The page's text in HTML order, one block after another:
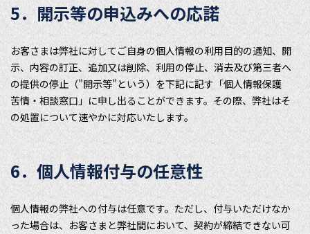
5．開示等の申込みへの応諾
お客さまは弊社に対してご自身の個人情報の利用目的の通知、開
示、内容の訂正、追加又は削除、利用の停止、消去及び第三者へ
の提供の停止（”開示等”という）を下記に記す「個人情報保護
苦情・相談窓口」に申し出ることができます。その際、弊社はそ
の処置について速やかに対応いたします。
6．個人情報付与の任意性
個人情報の弊社への付与は任意です。ただし、付与いただけなか
った場合は、お客さまと弊社間において、契約が締結できない可